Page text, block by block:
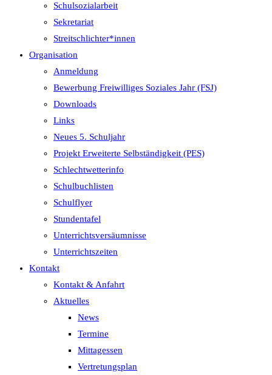
Schulsozialarbeit
Sekretariat
Streitschlichter*innen
Organisation
Anmeldung
Bewerbung Freiwilliges Soziales Jahr (FSJ)
Downloads
Links
Neues 5. Schuljahr
Projekt Erweiterte Selbständigkeit (PES)
Schlechtwetterinfo
Schulbuchlisten
Schulflyer
Stundentafel
Unterrichtsversäumnisse
Unterrichtszeiten
Kontakt
Kontakt & Anfahrt
Aktuelles
News
Termine
Mittagessen
Vertretungsplan